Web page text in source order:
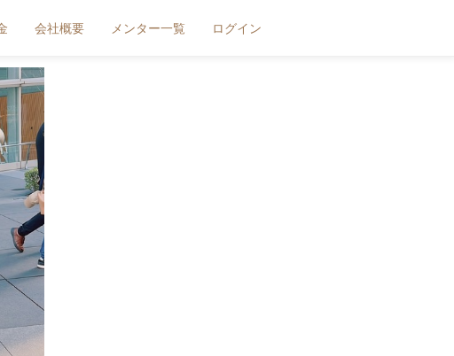
会社概要 メンター一覧 ログイン